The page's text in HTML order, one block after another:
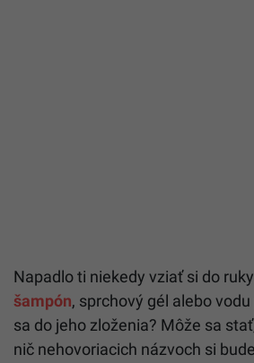
Napadlo ti niekedy vziať si do ruky
šampón, sprchový gél alebo
sa do jeho zloženia? Môže sa
nič nehovoriacich názvoch si